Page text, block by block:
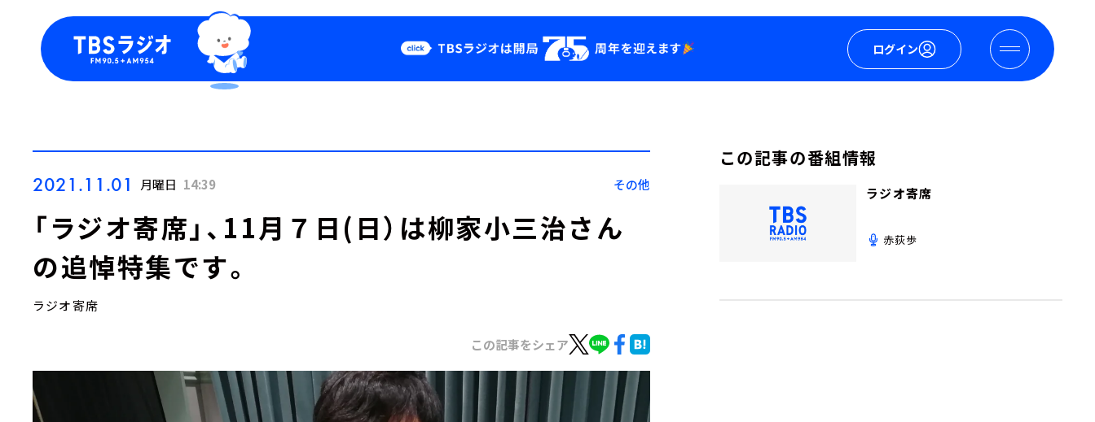
ログイン
Podcast
YouTube
2021.11.01 月曜日 14:39 その他
「ラジオ寄席」、11月７日(日）は柳家小三治さん
の追悼特集です。
ラジオ寄席
この記事をシェア
この記事の番組情報
ラジオ寄席
赤荻歩